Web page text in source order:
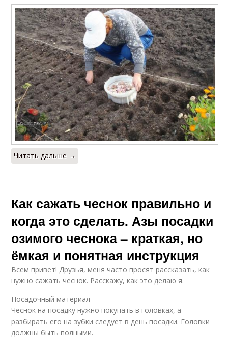
Читать дальше →
Как сажать чеснок правильно и
когда это сделать. Азы посадки
озимого чеснока – краткая, но
ёмкая и понятная инструкция
Всем привет! Друзья, меня часто просят рассказать, как
нужно сажать чеснок. Расскажу, как это делаю я.
Посадочный материал
Чеснок на посадку нужно покупать в головках, а
разбирать его на зубки следует в день посадки. Головки
должны быть полными.